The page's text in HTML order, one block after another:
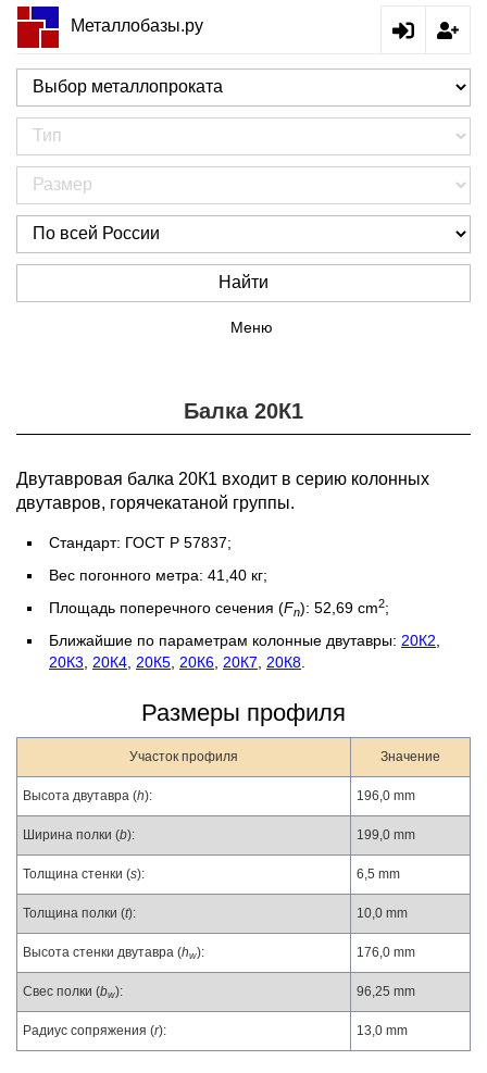
Металлобазы.ру
Найти
Меню
Балка 20К1
Двутавровая балка 20К1 входит в серию колонных
двутавров, горячекатаной группы.
Стандарт: ГОСТ Р 57837;
Вес погонного метра: 41,40 кг;
Площадь поперечного сечения (Fn): 52,69 cm2;
Ближайшие по параметрам колонные двутавры: 20К2
20К3
20К4 20К5 20К6 20К7 20К8
Размеры профиля
Участок профиля Значение
Высота двутавра (h): 196,0 mm
Ширина полки (b): 199,0 mm
Толщина стенки (s): 6,5 mm
Толщина полки (t): 10,0 mm
Высота стенки двутавра (hw): 176,0 mm
Свес полки (bw): 96,25 mm
Радиус сопряжения (r): 13,0 mm